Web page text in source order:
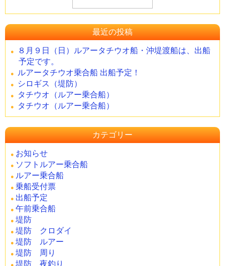
最近の投稿
８月９日（日）ルアータチウオ船・沖堤渡船は、出船
予定です。
ルアータチウオ乗合船 出船予定！
シロギス（堤防）
タチウオ（ルアー乗合船）
タチウオ（ルアー乗合船）
カテゴリー
お知らせ
ソフトルアー乗合船
ルアー乗合船
乗船受付票
出船予定
午前乗合船
堤防
堤防 クロダイ
堤防 ルアー
堤防 周り
堤防 夜釣り